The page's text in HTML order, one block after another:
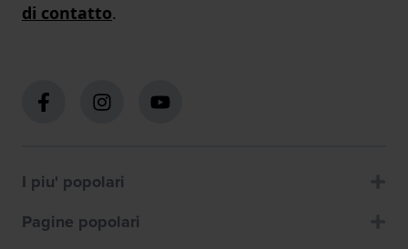
di contatto.
I piu' popolari
Pagine popolari